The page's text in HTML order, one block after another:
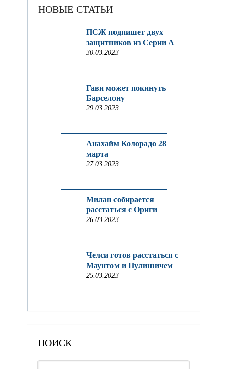
НОВЫЕ СТАТЬИ
ПСЖ подпишет двух
защитников из Серии A
30.03.2023
Гави может покинуть
Барселону
29.03.2023
Анахайм Колорадо 28
марта
27.03.2023
Милан собирается
расстаться с Ориги
26.03.2023
Челси готов расстаться с
Маунтом и Пулишичем
25.03.2023
ПОИСК